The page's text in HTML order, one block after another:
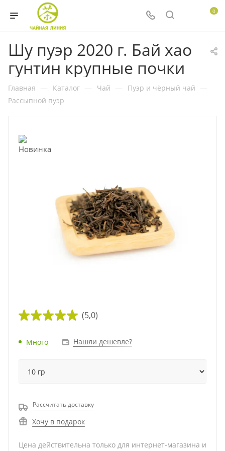
0
Шу пуэр 2020 г. Бай хао
гунтин крупные почки
Главная — Каталог — Чай — Пуэр и чёрный чай —
Рассыпной пуэр
(5,0)
Много Нашли дешевле?
Рассчитать доставку
Хочу в подарок
Цена действительна только для интернет-магазина и